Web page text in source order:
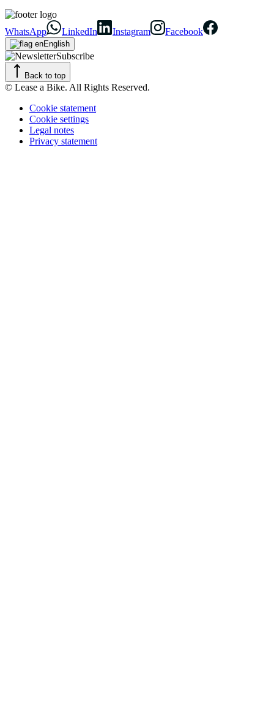
WhatsApp LinkedIn Instagram Facebook
English
Subscribe
Back to top
© Lease a Bike. All Rights Reserved.
Cookie statement
Cookie settings
Legal notes
Privacy statement